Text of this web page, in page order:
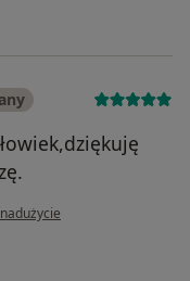
użytkownika BS